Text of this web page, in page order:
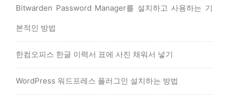
Bitwarden Password Manager를 설치하고 사용하는 기
본적인 방법
한컴오피스 한글 이력서 표에 사진 채워서 넣기
WordPress 워드프레스 플러그인 설치하는 방법